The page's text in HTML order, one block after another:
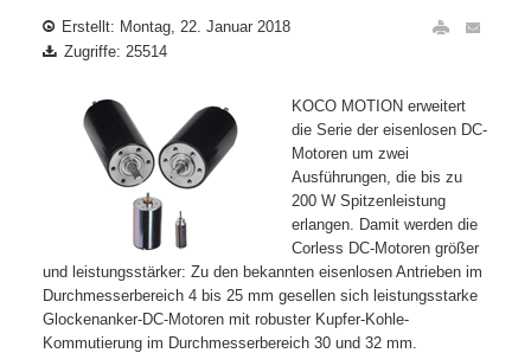
Erstellt: Montag, 22. Januar 2018
Zugriffe: 25514
KOCO MOTION erweitert
die Serie der eisenlosen DC-
Motoren um zwei
Ausführungen, die bis zu
200 W Spitzenleistung
erlangen. Damit werden die
Corless DC-Motoren größer
und leistungsstärker: Zu den bekannten eisenlosen Antrieben im
Durchmesserbereich 4 bis 25 mm gesellen sich leistungsstarke
Glockenanker-DC-Motoren mit robuster Kupfer-Kohle-
Kommutierung im Durchmesserbereich 30 und 32 mm.